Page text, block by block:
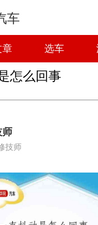
车
章 选车
怎么回事
师
技师